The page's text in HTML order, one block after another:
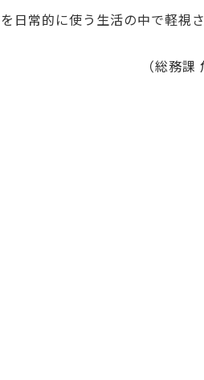
日常的に使う生活の中で軽視
（総務